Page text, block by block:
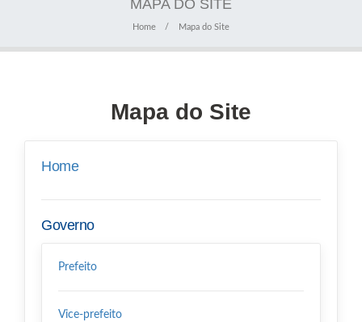
MAPA DO SITE
Home Mapa do Site
Mapa do Site
Home
Governo
Prefeito
Vice-prefeito